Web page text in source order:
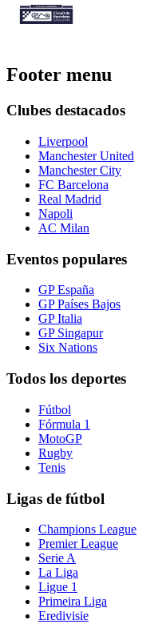
Footer menu
Clubes destacados
Liverpool
Manchester United
Manchester City
FC Barcelona
Real Madrid
Napoli
AC Milan
Eventos populares
GP España
GP Países Bajos
GP Italia
GP Singapur
Six Nations
Todos los deportes
Fútbol
Fórmula 1
MotoGP
Rugby
Tenis
Ligas de fútbol
Champions League
Premier League
Serie A
La Liga
Ligue 1
Primeira Liga
Eredivisie